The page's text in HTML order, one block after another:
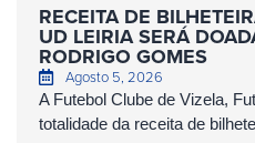
RECEITA DE
UD LEIRIA SERÁ
RODRIGO GOMES
Agosto 5, 2026
A Futebol Clube de Vizela,
totalidade da receita de